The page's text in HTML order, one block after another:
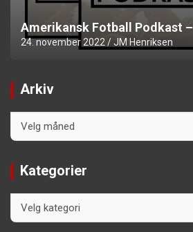
Amerikansk Fotball Podkast
24. november 2022 JM Henriksen
Arkiv
Kategorier